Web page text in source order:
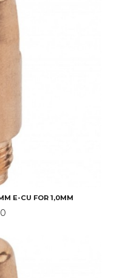
E-CU FOR 1,0MM